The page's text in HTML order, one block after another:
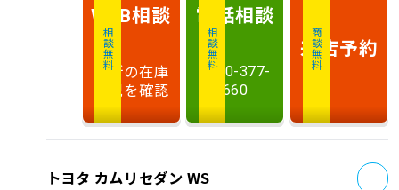
相談無料
WEB相談
最新の在庫
状況を確認
相談無料
電話相談
0120-377-
660
商談無料
来店予約
トヨタ カムリセダン WS